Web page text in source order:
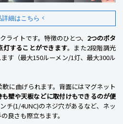
詳細はこちら <
ライトです。特徴のひとつ、 2つのボタ
灯することができます。また2段階調光
す（最大150ルーメン/1灯、最大300ル
に曲げられます。背面にはマグネット
壁や天板などに取付けもできるのが便
チ(1/4UNC)のネジ穴があるなど、ネッ
良さも際立ちます。